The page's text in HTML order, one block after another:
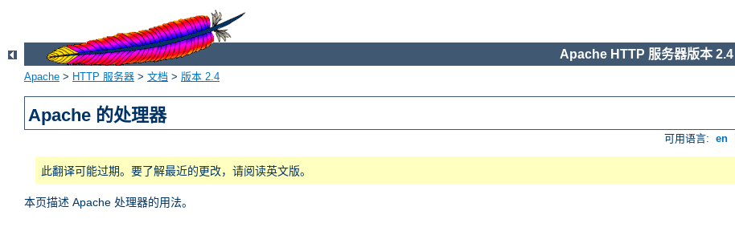
Apache HTTP 服务器版本 2.4
Apache > HTTP 服务器 > 文档 > 版本 2.4
Apache 的处理器
可用语言: en
此翻译可能过期。要了解最近的更改，请阅读英文版。
本页描述 Apache 处理器的用法。